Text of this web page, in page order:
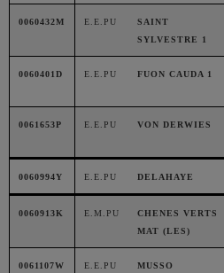
0060432M E.E.PU
SAINT
SYLVESTRE 1
0060401D E.E.PU FUON CAUDA 1
0061653P E.E.PU VON DERWIES
0060994Y E.E.PU DELAHAYE
0060913K E.M.PU
CHENES VERTS
MAT (LES)
0061107W E.E.PU MUSSO